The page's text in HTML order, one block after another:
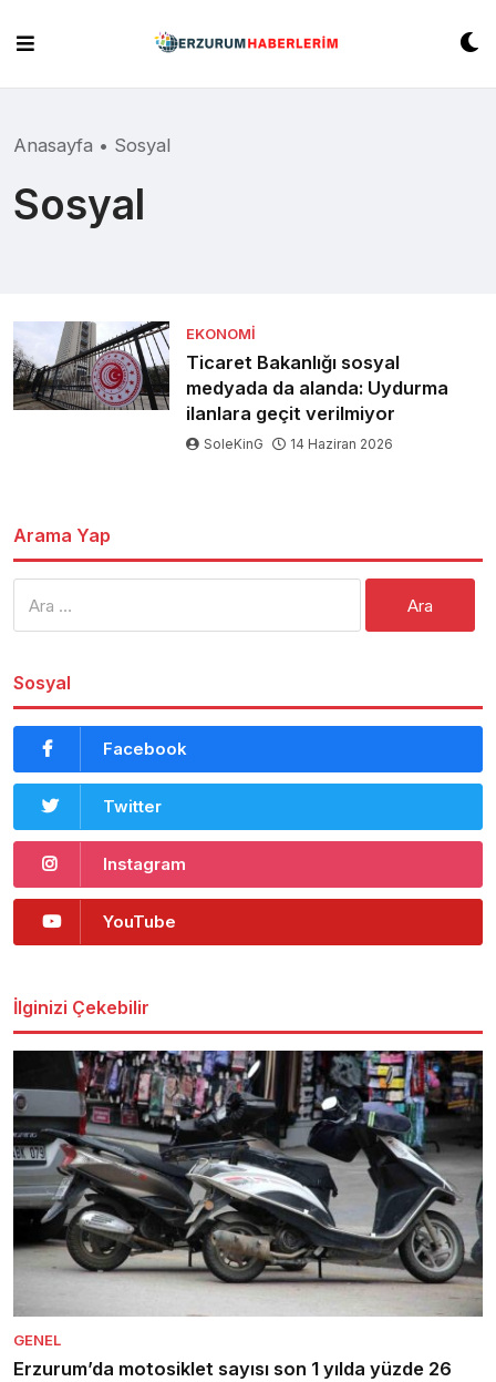
content
Anasayfa • Sosyal
Sosyal
EKONOMI
Ticaret Bakanlığı sosyal
medyada da alanda: Uydurma
ilanlara geçit verilmiyor
SoleKinG 14 Haziran 2026
Arama Yap
Sosyal
Facebook
Twitter
Instagram
YouTube
İlginizi Çekebilir
GENEL
Erzurum’da motosiklet sayısı son 1 yılda yüzde 26